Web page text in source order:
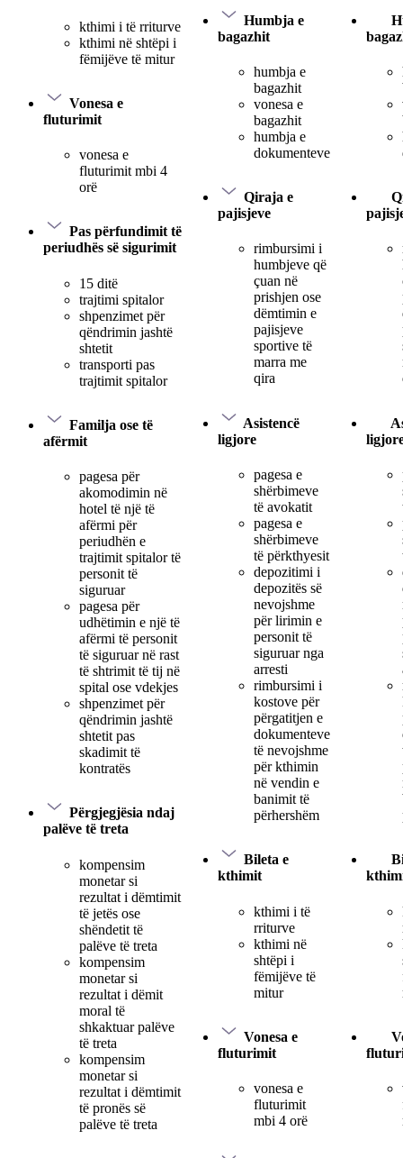
kthimi i të rriturve
kthimi në shtëpi i
fëmijëve të mitur
Vonesa e
fluturimit
vonesa e
fluturimit mbi 4
orë
Pas përfundimit të
periudhës së sigurimit
15 ditë
trajtimi spitalor
shpenzimet për
qëndrimin jashtë
shtetit
transporti pas
trajtimit spitalor
Familja ose të
afërmit
pagesa për
akomodimin në
hotel të një të
afërmi për
periudhën e
trajtimit spitalor të
personit të
siguruar
pagesa për
udhëtimin e një të
afërmi të personit
të siguruar në rast
të shtrimit të tij në
spital ose vdekjes
shpenzimet për
qëndrimin jashtë
shtetit pas
skadimit të
kontratës
Përgjegjësia ndaj
palëve të treta
kompensim
monetar si
rezultat i dëmtimit
të jetës ose
shëndetit të
palëve të treta
kompensim
monetar si
rezultat i dëmit
moral të
shkaktuar palëve
të treta
kompensim
monetar si
rezultat i dëmtimit
të pronës së
palëve të treta
Humbja e
bagazhit
humbja e
bagazhit
vonesa e
bagazhit
humbja e
dokumenteve
Qiraja e
pajisjeve
rimbursimi i
humbjeve që
çuan në
prishjen ose
dëmtimin e
pajisjeve
sportive të
marra me
qira
Asistencë
ligjore
pagesa e
shërbimeve
të avokatit
pagesa e
shërbimeve
të përkthyesit
depozitimi i
depozitës së
nevojshme
për lirimin e
personit të
siguruar nga
arresti
rimbursimi i
kostove për
përgatitjen e
dokumenteve
të nevojshme
për kthimin
në vendin e
banimit të
përhershëm
Bileta e
kthimit
kthimi i të
rriturve
kthimi në
shtëpi i
fëmijëve të
mitur
Vonesa e
fluturimit
vonesa e
fluturimit
mbi 4 orë